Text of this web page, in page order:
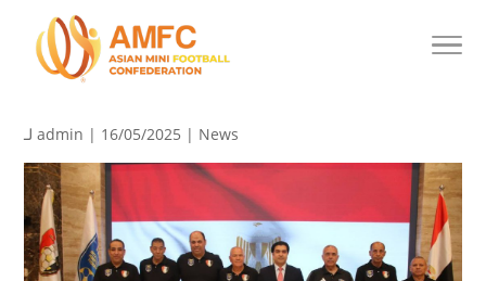
admin | 16/05/2025 | News